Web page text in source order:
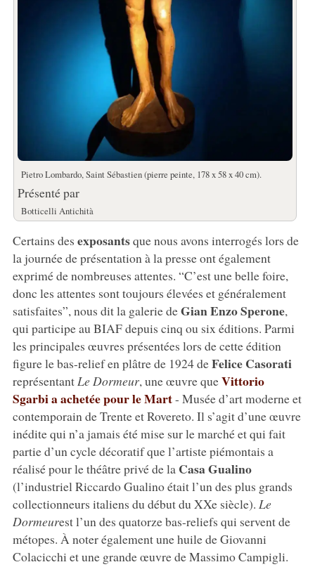
Pietro Lombardo, Saint Sébastien (pierre peinte, 178 x 58 x 40 cm).
Présenté par
Botticelli Antichità
Certains des exposantsque nous avons interrogés lors de
la journée de présentation à la presse ont également
exprimé de nombreuses attentes. “C’est une belle foire,
donc les attentes sont toujours élevées et généralement
satisfaites”, nous dit la galerie deGian Enzo Sperone,
qui participe au BIAF depuis cinq ou six éditions. Parmi
les principales œuvres présentées lors de cette édition
figure le bas-relief en plâtre de 1924 deFelice Casorati
représentant Le Dormeur, une œuvre queVittorio
Sgarbi a achetée pour le Mart- Musée d’art moderne et
contemporain de Trente et Rovereto. Il s’agit d’une œuvre
inédite qui n’a jamais été mise sur le marché et qui fait
partie d’un cycle décoratif que l’artiste piémontais a
réalisé pour le théâtre privé de la Casa Gualino
(l’industriel Riccardo Gualino était l’un des plus grands
collectionneurs italiens du début du XXe siècle). Le
Dormeurest l’un des quatorze bas-reliefs qui servent de
métopes. À noter également une huile de Giovanni
Colacicchi et une grande œuvre de Massimo Campigli.